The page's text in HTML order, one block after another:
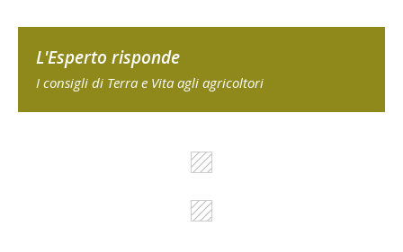
L'Esperto risponde
I consigli di Terra e Vita agli agricoltori